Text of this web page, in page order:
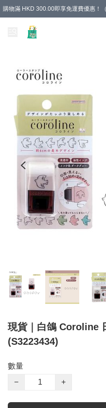
購物滿 HKD 300.00即享免運費優惠！
現貨｜白鴿 Coroline
(S3223434)
數量
−
+